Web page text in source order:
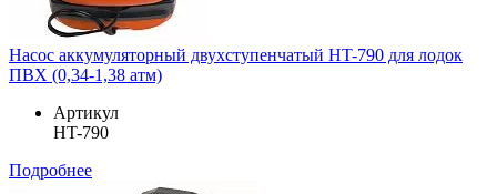
Насос аккумуляторный двухступенчатый HT-790 для лодок
ПВХ (0,34-1,38 атм)
Артикул
HT-790
Подробнее